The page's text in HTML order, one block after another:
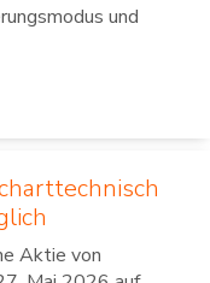
und
Aktie von